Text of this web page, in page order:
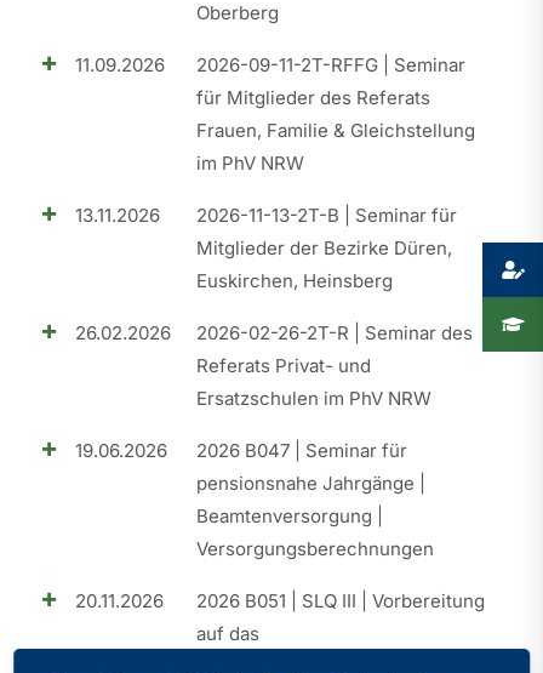
Oberberg
11.09.2026
2026-09-11-2T-RFFG | Seminar
für Mitglieder des Referats
Frauen, Familie & Gleichstellung
im PhV NRW
13.11.2026
2026-11-13-2T-B | Seminar für
Mitglieder der Bezirke Düren,
Euskirchen, Heinsberg
26.02.2026
2026-02-26-2T-R | Seminar des
Referats Privat- und
Ersatzschulen im PhV NRW
19.06.2026
2026 B047 | Seminar für
pensionsnahe Jahrgänge |
Beamtenversorgung |
Versorgungsberechnungen
20.11.2026
2026 B051 | SLQ III | Vorbereitung
auf das